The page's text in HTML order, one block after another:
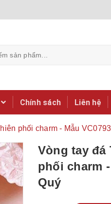
Chính sách Liên hệ
phối charm - Mẫu
Vòng tay đá
phối charm
Quý